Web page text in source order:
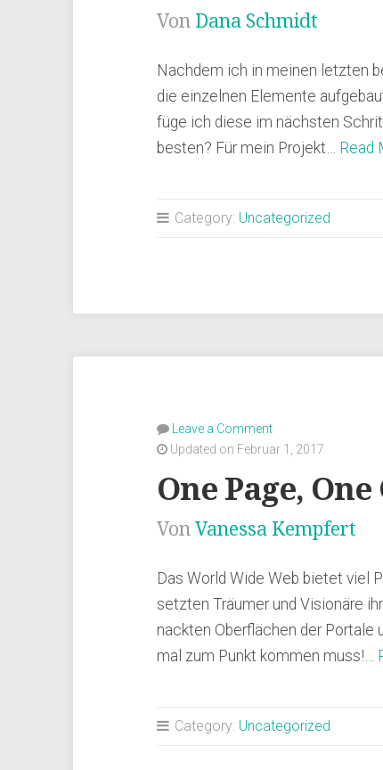
Von Dana Schmidt
Nachdem ich in meinen letzten
die einzelnen Elemente
füge ich diese im nächsten
besten? Für mein Projekt… Read
Category: Uncategorized
Leave a Comment
Updated on Februar 1, 2017
One Page,
VonVanessa Kempfert
Das World Wide Web bietet viel
setzten Träumer und Visionäre
nackten Oberflächen der
mal zum Punkt kommen muss!…
Category: Uncategorized